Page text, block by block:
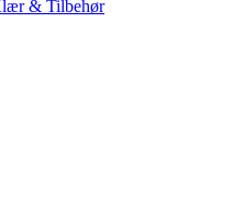
& Tilbehør